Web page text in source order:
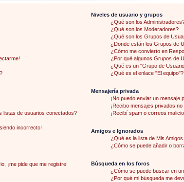
listas de usuarios conectados?
incorrecto!
¡me pide que me registre!
Niveles de usuario y grupos
¿Qué son los
¿Qué son los Moderadores?
¿Qué son los Grupos de
¿Donde están los Grupos de
¿Cómo me convierto en
¿Por qué algunos Grupos de
¿Qué es un "Grupo de
¿Qué es el enlace "El equipo"?
Mensajería privada
¡No puedo enviar un mensaje
¡Recibo mensajes privados
¡Recibí spam o correos
Amigos e Ignorados
¿Qué es la lista de Mis
¿Cómo se puede añadir o
Búsqueda en los foros
¿Cómo se puede buscar en
¿Por qué mi búsqueda me